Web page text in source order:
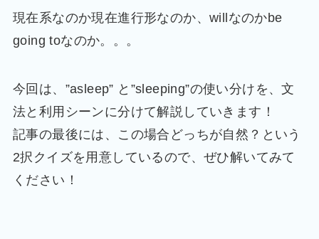
現在系なのか現在進行形なのか、willなのかbe
going toなのか。。。
今回は、”asleep” と”sleeping”の使い分けを、文
法と利用シーンに分けて解説していきます！
記事の最後には、この場合どっちが自然？という
2択クイズを用意しているので、ぜひ解いてみて
ください！